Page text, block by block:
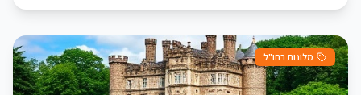
מלונות בחו"ל